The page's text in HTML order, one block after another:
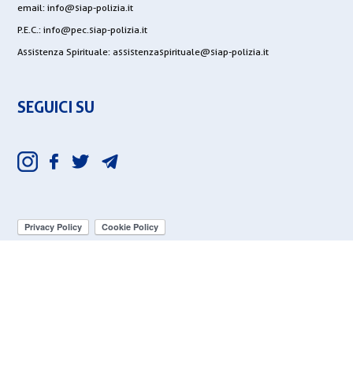
email: info@siap-polizia.it
P.E.C.: info@pec.siap-polizia.it
Assistenza Spirituale: assistenzaspirituale@siap-polizia.it
SEGUICI SU